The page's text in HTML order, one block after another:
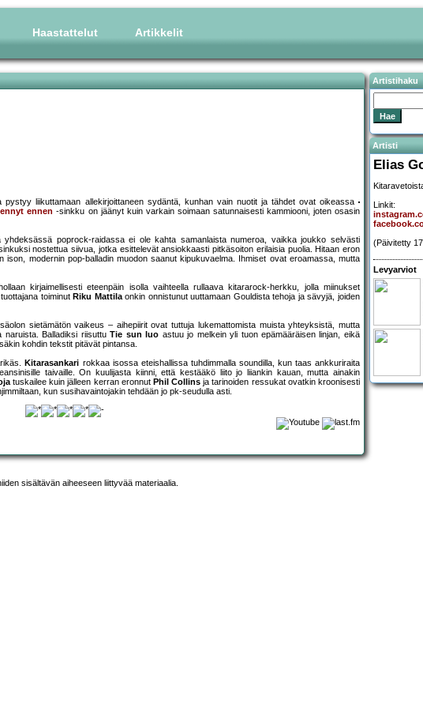
Haastattelut Artikkelit
pystyy liikuttamaan allekirjoittaneen sydäntä, kunhan vain nuotit ja tähdet ovat oikeassa
ennen -sinkku on jäänyt kuin varkain soimaan satunnaisesti kammiooni, joten osasin
poprock-raidassa ei ole kahta samanlaista numeroa, vaikka joukko selvästi
nostettua siivua, jotka esittelevät ansiokkaasti pitkäsoiton erilaisia puolia. Hitaan eron
ison, modernin pop-balladin muodon saanut kipukuvaelma. Ihmiset ovat eroamassa, mutta
kirjaimellisesti eteenpäin isolla vaihteella rullaava kitararock-herkku, jolla miinukset
toiminut Riku Mattilaonkin onnistunut uuttamaan Gouldista tehoja ja sävyjä, joiden
sietämätön vaikeus – aihepiirit ovat tuttuja lukemattomista muista yhteyksistä, mutta
naruista. Balladiksi riisuttuTie sun luo astuu jo melkein yli tuon epämääräisen linjan, eikä
kohdin tekstit pitävät pintansa.
Kitarasankari rokkaa isossa eteishallissa tuhdimmalla soundilla, kun taas ankkuriraita
taivaille. On kuulijasta kiinni, että kestääkö liito jo liiankin kauan, mutta ainakin
tuskailee kuin jälleen kerran eronnut Phil Collins ja tarinoiden ressukat ovatkin kroonisesti
kun susihavaintojakin tehdään jo pk-seudulla asti.
Artistihaku
Artisti
Elias
Linkit:
(Päivitetty
Levyarviot
sisältävän aiheeseen liittyvää materiaalia.